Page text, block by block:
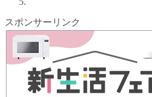
スポンサーリンク